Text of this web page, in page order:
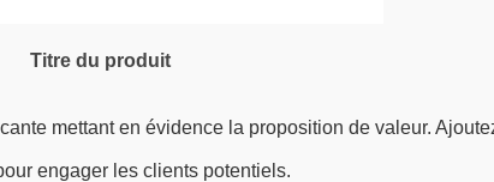
Titre du produit
mettant en évidence la proposition de valeur.
engager les clients potentiels.